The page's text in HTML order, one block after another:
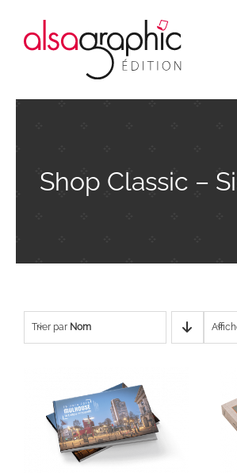
contenu
Shop Classic –
Trier par Nom
28 mars 2020 –
Mulhouse le temps
suspendu